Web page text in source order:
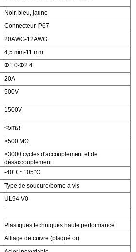
Noir, bleu, jaune
Connecteur IP67
20AWG-12AWG
4,5 mm-11 mm
Φ1.0-Φ2.4
20A
500V
1500V
<5mΩ
>500 MΩ
≥3000 cycles d'accouplement et de
désaccouplement
-40°C~105°C
Type de soudure/borne à vis
UL94-V0
Plastiques techniques haute performance
Alliage de cuivre (plaqué or)